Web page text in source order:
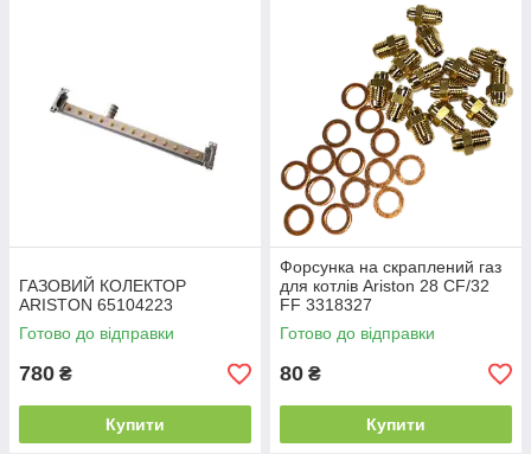
ГАЗОВИЙ КОЛЕКТОР
ARISTON 65104223
Готово до відправки
780 ₴
Купити
Форсунка на скраплений газ
для котлів Ariston 28 CF/32
FF 3318327
Готово до відправки
80 ₴
Купити